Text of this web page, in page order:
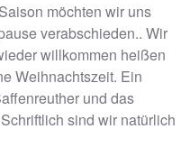
möchten wir uns
verabschieden.. Wir
willkommen heißen
Weihnachtszeit. Ein
und das
sind wir natürlich